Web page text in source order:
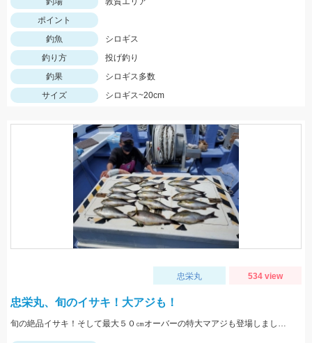
ポイント
釣魚
シロギス
釣り方
投げ釣り
釣果
シロギス多数
サイズ
シロギス~20cm
忠栄丸 534 view
忠栄丸、旬のイサキ！大アジも！
旬の絶品イサキ！そして最大５０㎝オーバーの特大マアジも登場しました。